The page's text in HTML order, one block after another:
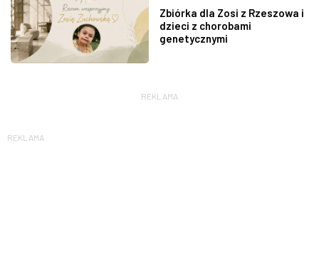
Zbiórka dla Zosi z Rzeszowa i
dzieci z chorobami
genetycznymi
REKLAMA
REKLAMA